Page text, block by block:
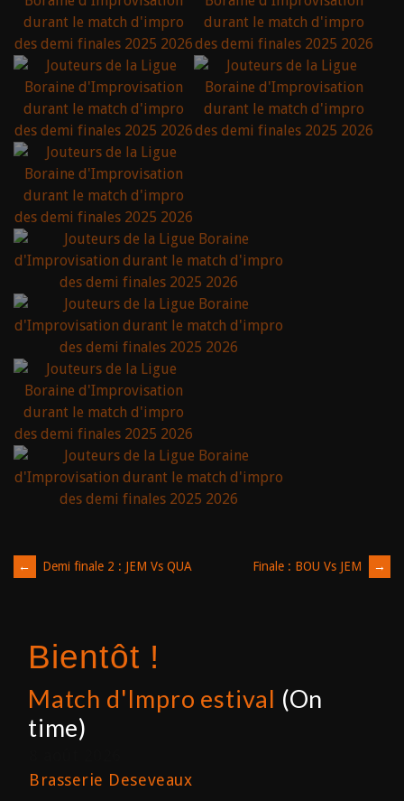
Post
← Demi finale 2 : JEM Vs QUA Finale : BOU Vs JEM →
Bientôt !
Match d'Impro estival (On
time)
Brasserie Deseveaux